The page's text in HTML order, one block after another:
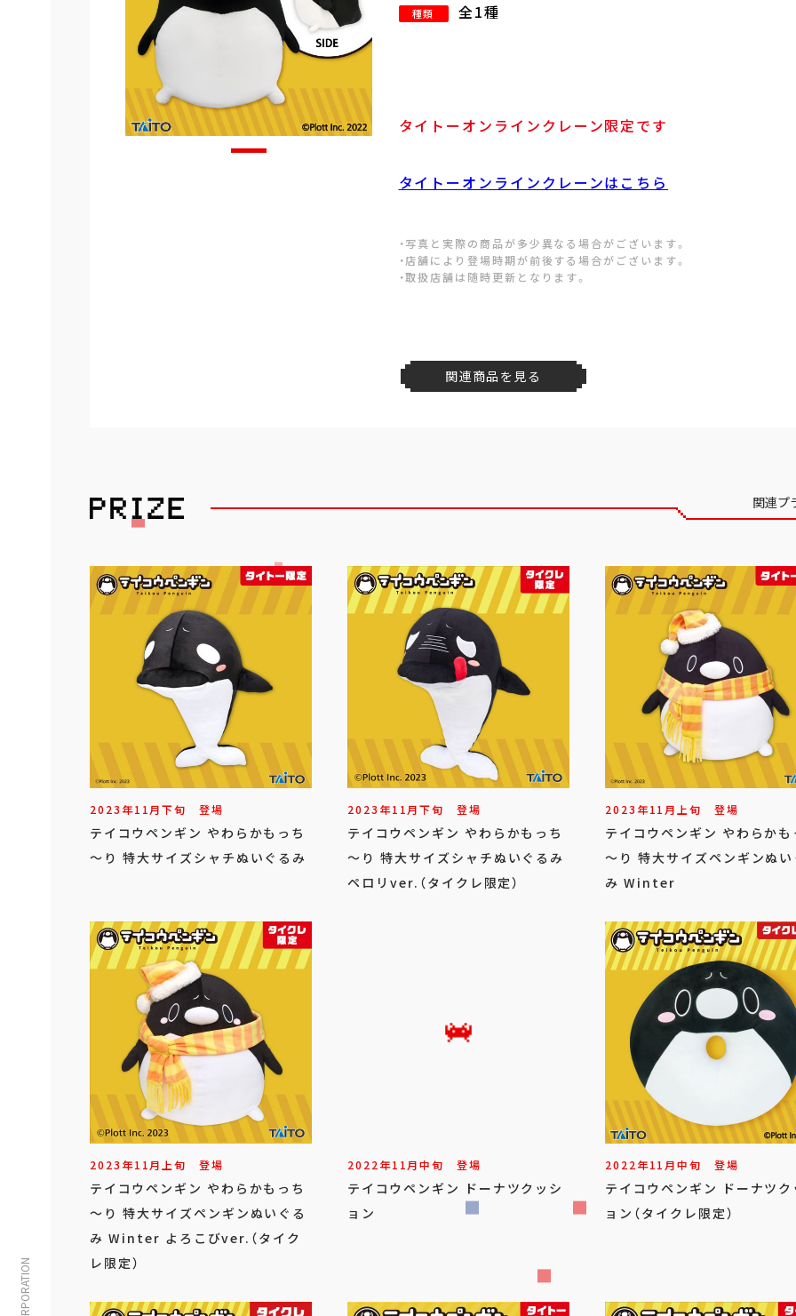
種類 全1種
タイトーオンラインクレーン限定です
タイトーオンラインクレーンはこちら
・写真と実際の商品が多少異なる場合がございます。
・店舗により登場時期が前後する場合がございます。
・取扱店舗は随時更新となります。
関連商品を見る
関連プ
2023年11月下旬 登場
テイコウペンギン やわらかもっち
～り 特大サイズシャチぬいぐるみ
2023年11月下旬 登場
テイコウペンギン やわらかもっち
～り 特大サイズシャチぬいぐるみ
ペロリver.（タイクレ限定）
2023年11月上旬 登場
テイコウペンギン やわらか
～り 特大サイズペンギンぬ
み Winter
2023年11月上旬 登場
テイコウペンギン やわらかもっち
～り 特大サイズペンギンぬいぐる
み Winter よろこびver.（タイク
レ限定）
2022年11月中旬 登場
テイコウペンギン ドーナツクッシ
ョン
2022年11月中旬 登場
テイコウペンギン ドーナツ
ョン（タイクレ限定）